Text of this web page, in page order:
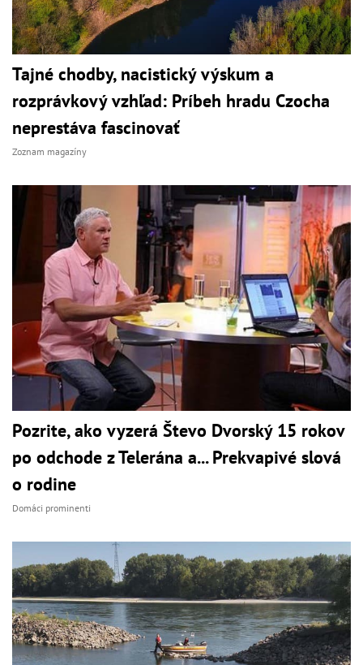
Tajné chodby, nacistický výskum a
rozprávkový vzhľad: Príbeh hradu Czocha
neprestáva fascinovať
Zoznam magazíny
Pozrite, ako vyzerá Števo Dvorský 15 rokov
po odchode z Telerána a... Prekvapivé slová
o rodine
Domáci prominenti